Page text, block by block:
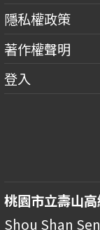
隱私權政策
著作權聲明
登入
桃園市立壽山
Shou Shan